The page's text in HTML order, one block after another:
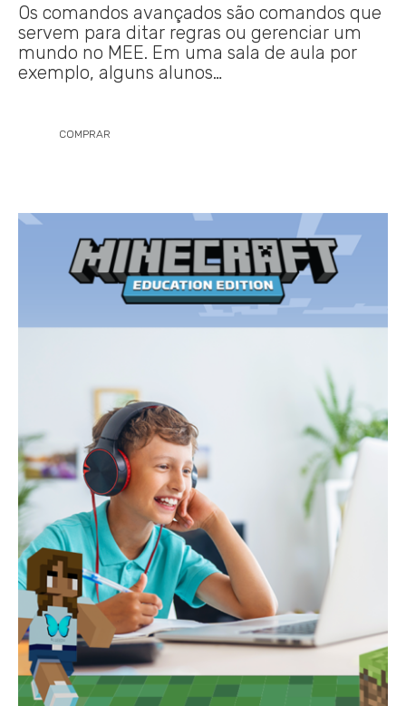
Os comandos avançados são comandos que
servem para ditar regras ou gerenciar um
mundo no MEE. Em uma sala de aula por
exemplo, alguns alunos…
COMPRAR